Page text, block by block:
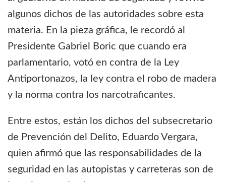
algunos dichos de las autoridades sobre esta
materia. En la pieza gráfica, le recordó al
Presidente Gabriel Boric que cuando era
parlamentario, votó en contra de la Ley
Antiportonazos, la ley contra el robo de madera
y la norma contra los narcotraficantes.
Entre estos, están los dichos del subsecretario
de Prevención del Delito, Eduardo Vergara,
quien afirmó que las responsabilidades de la
seguridad en las autopistas y carreteras son de